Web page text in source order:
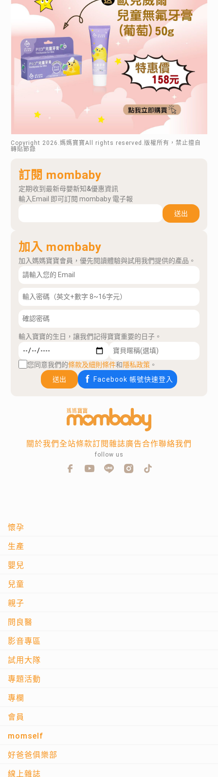
Copyright 2026 .媽媽寶寶All rights reserved.版權所有，禁止擅自
轉貼節錄
訂閱 mombaby
定期收到最新母嬰新知&優惠資訊
輸入Email 即可訂閱 mombaby 電子報
送出
加入 mombaby
加入媽媽寶寶會員，優先閱讀體驗與試用我們提供的產品。
輸入寶寶的生日，讓我們記得寶寶重要的日子。
您同意我們的條款及細則條件和隱私政策 。
送出
Facebook 帳號快速登入
懷孕
生產
嬰兒
兒童
親子
問良醫
影音專區
試用大隊
專題活動
專欄
會員
momself
好爸爸俱樂部
線上雜誌
關於我們全站條款訂閱雜誌廣告合作聯絡我們
follow us